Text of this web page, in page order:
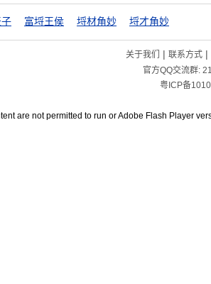
富埒王侯 埒材角妙 埒才角妙
关于我们 | 联系方式|
官方QQ交流群:
粤ICP备
are not permitted to run or Adobe Flash Player